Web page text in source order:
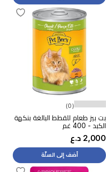
(0)
بت بيز طعام للقطط البالغة بنكهة
الكبد - 400 غم
2,000 د.ع
أضف إلى السلّة